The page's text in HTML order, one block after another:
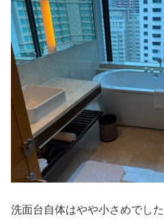
洗面台自体はやや小さめでし